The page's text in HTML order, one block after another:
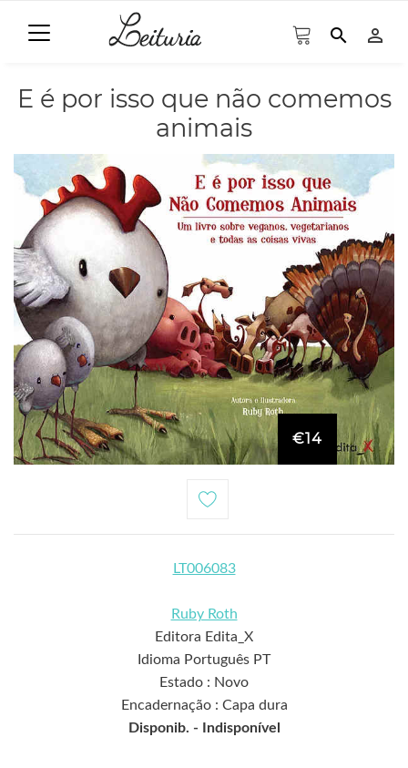
search person_outline
E é por isso que não comemos
animais
€14
LT006083
Ruby Roth
Editora Edita_X
Idioma Português PT
Estado : Novo
Encadernação : Capa dura
Disponib. -
Indisponível